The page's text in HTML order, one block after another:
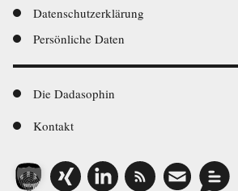
Navigation
Datenschutzerklärung
Persönliche Daten
Footer-
Navigation
Die Dadasophin
Kontakt
Social